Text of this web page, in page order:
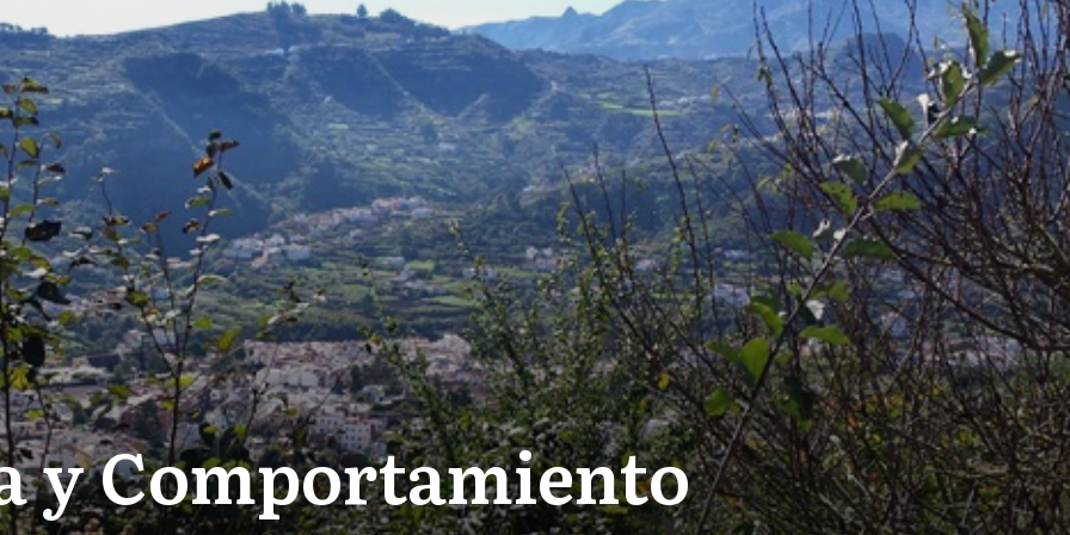
y Comportamiento